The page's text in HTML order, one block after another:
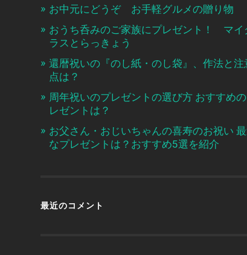
お中元にどうぞ お手軽グルメの贈り物
おうち呑みのご家族にプレゼント！ マイ
ラスとらっきょう
還暦祝いの『のし紙・のし袋』、作法と注
点は？
周年祝いのプレゼントの選び方 おすすめ
レゼントは？
お父さん・おじいちゃんの喜寿のお祝い
なプレゼントは？おすすめ5選を紹介
最近のコメント